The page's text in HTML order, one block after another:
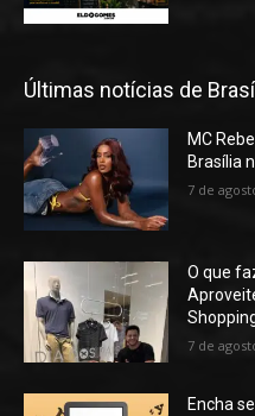
Últimas notícias de
MC
Brasília
7 de
O que
7 de
Encha